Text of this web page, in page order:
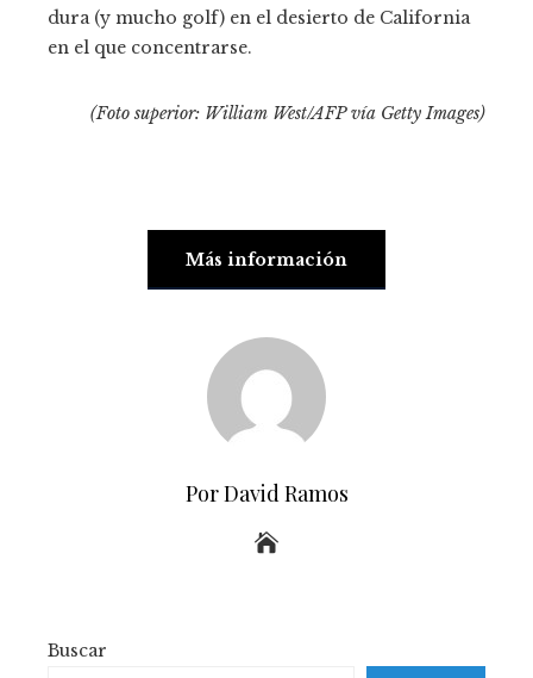
dura (y mucho golf) en el desierto de California
en el que concentrarse.
(Foto superior: William West/AFP vía Getty Images)
Más información
Por David Ramos
Buscar